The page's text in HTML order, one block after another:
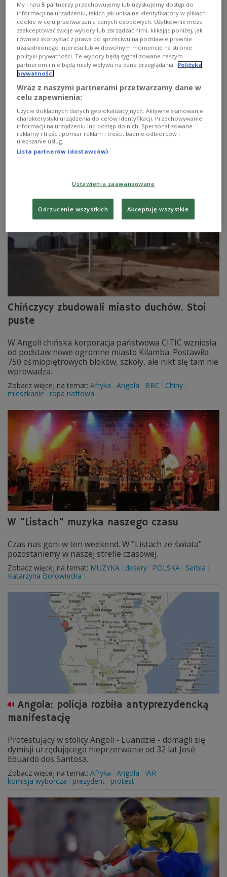
Angola: wypadek autobusu z kibicami. 23
zabitych
Autokarem podróżowali kibice piłki nożnej, którzy
wracali za swoją drużyną Kabuscorp do stolicy -
poinformowała agencja prasowa Angop.
Chińczycy zbudowali miasto duchów. Stoi
puste
W Angoli chińska korporacja państwowa CITIC wzniosła
od podstaw nowe ogromne miasto Kilamba. Postawiła
750 ośmiopiętrowych bloków, szkoły, ale nikt się tam nie
wprowadza.
Zobacz więcej na temat: Afryka Angola BBC
Chiny
mieszkanie
ropa naftowa
W "Listach" muzyka naszego czasu
Czas nas goni w ten weekend. W "Listach ze świata"
pozostaniemy w naszej strefie czasowej.
Zobacz więcej na temat: MUZYKA desery POLSKA
Serbia
Katarzyna Borowiecka
Angola: policja rozbiła antyprezydencką
manifestację
Protestujący w stolicy Angoli - Luandzie - domagli się
dymisji urzędującego nieprzerwanie od 32 lat José
Eduardo dos Santosa.
Zobacz więcej na temat: Afryka Angola
IAR
komisja wyborcza
prezydent protest
My i nasi5 partnerzy przechowujemy lub uzyskujemy dostęp do
informacji na urządzeniu, takich jak unikalne identyfikatory w plikach
cookie w celu przetwarzania danych osobowych. Użytkownik może
zaakceptować swoje wybory lub zarządzać nimi, klikając poniżej, jak
również skorzystać z prawa do sprzeciwu na podstawie prawnie
uzasadnionego interesu lub w dowolnym momencie na stronie
polityki prywatności. Te wybory będą sygnalizowane naszym
partnerom i nie będą miały wpływu na dane przeglądania. Polityka
prywatności
Wraz z naszymi partnerami przetwarzamy dane w
celu zapewnienia:
Użycie dokładnych danych geolokalizacyjnych. Aktywne skanowanie
charakterystyki urządzenia do celów identyfikacji. Przechowywanie
informacji na urządzeniu lub dostęp do nich. Spersonalizowane
reklamy i treści, pomiar reklam i treści, badnie odbiorców i
ulepszanie usług.
Lista partnerów (dostawców)
Ustawienia zaawansowane
Odrzucenie wszystkich Akceptuję wszystkie